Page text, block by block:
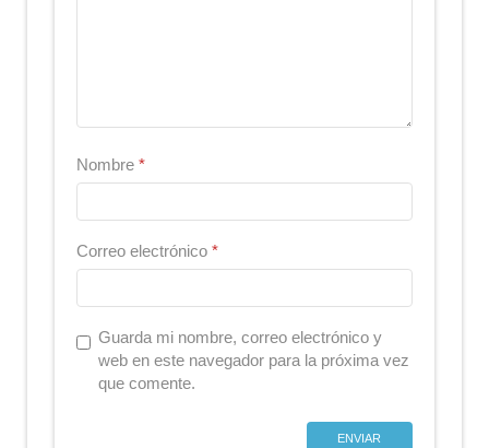
Nombre *
Correo electrónico *
Guarda mi nombre, correo electrónico y
web en este navegador para la próxima vez
que comente.